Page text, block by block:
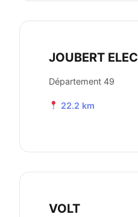
JOUBERT ELEC
Département 49
22.2 km
VOLT